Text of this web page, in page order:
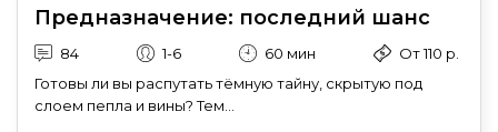
Предназначение: последний шанс
84 1-6 60 мин
От 110 р.
Готовы ли вы распутать тёмную тайну, скрытую под
слоем пепла и вины? Тем...